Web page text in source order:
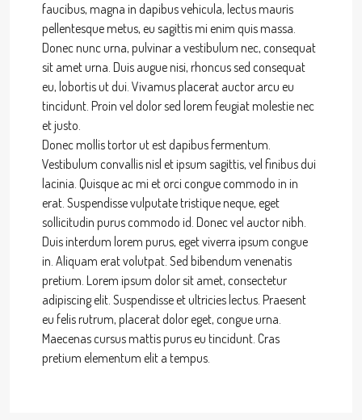
faucibus, magna in dapibus vehicula, lectus mauris
pellentesque metus, eu sagittis mi enim quis massa.
Donec nunc urna, pulvinar a vestibulum nec, consequat
sit amet urna. Duis augue nisi, rhoncus sed consequat
eu, lobortis ut dui. Vivamus placerat auctor arcu eu
tincidunt. Proin vel dolor sed lorem feugiat molestie nec
et justo.
Donec mollis tortor ut est dapibus fermentum.
Vestibulum convallis nisl et ipsum sagittis, vel finibus dui
lacinia. Quisque ac mi et orci congue commodo in in
erat. Suspendisse vulputate tristique neque, eget
sollicitudin purus commodo id. Donec vel auctor nibh.
Duis interdum lorem purus, eget viverra ipsum congue
in. Aliquam erat volutpat. Sed bibendum venenatis
pretium. Lorem ipsum dolor sit amet, consectetur
adipiscing elit. Suspendisse et ultricies lectus. Praesent
eu felis rutrum, placerat dolor eget, congue urna.
Maecenas cursus mattis purus eu tincidunt. Cras
pretium elementum elit a tempus.